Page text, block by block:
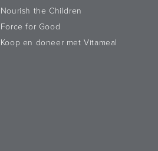
Nourish the Children
Force for Good
Koop en doneer met Vitameal